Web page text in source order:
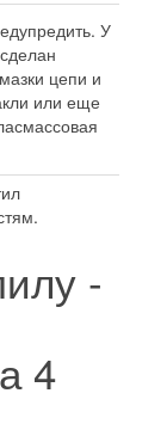
У
цепи и
или еще
-
4